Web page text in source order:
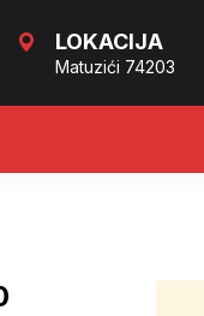
LOKACIJA
Matuzići 74203